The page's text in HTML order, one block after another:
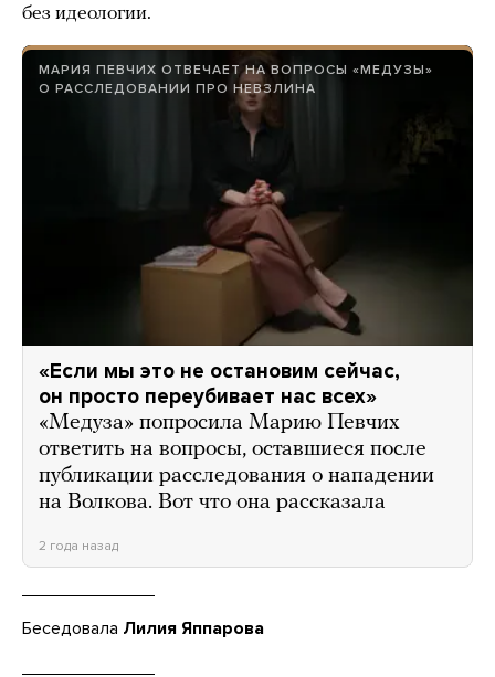
без идеологии.
МАРИЯ ПЕВЧИХ ОТВЕЧАЕТ НА ВОПРОСЫ «МЕДУЗЫ»
О РАССЛЕДОВАНИИ ПРО НЕВЗЛИНА
«Если мы это не остановим сейчас,
он просто переубивает нас всех»
«Медуза» попросила Марию Певчих
ответить на вопросы, оставшиеся после
публикации расследования о нападении
на Волкова. Вот что она рассказала
2 года назад
Беседовала Лилия Яппарова